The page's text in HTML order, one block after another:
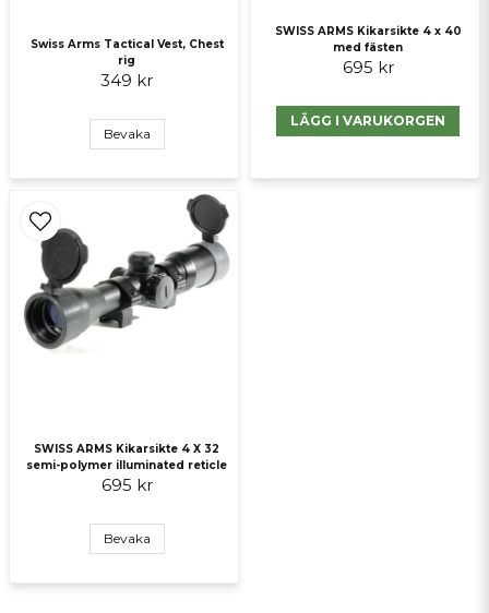
Swiss Arms Tactical Vest, Chest
rig
349 kr
Bevaka
SWISS ARMS Kikarsikte 4 x 40
med fästen
695 kr
LÄGG I VARUKORGEN
SWISS ARMS Kikarsikte 4 X 32
semi-polymer illuminated reticle
695 kr
Bevaka